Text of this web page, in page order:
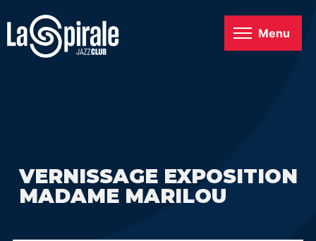
Menu
VERNISSAGE EXPOSITION
MADAME MARILOU